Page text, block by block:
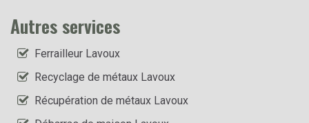
Autres services
Ferrailleur Lavoux
Recyclage de métaux Lavoux
Récupération de métaux Lavoux